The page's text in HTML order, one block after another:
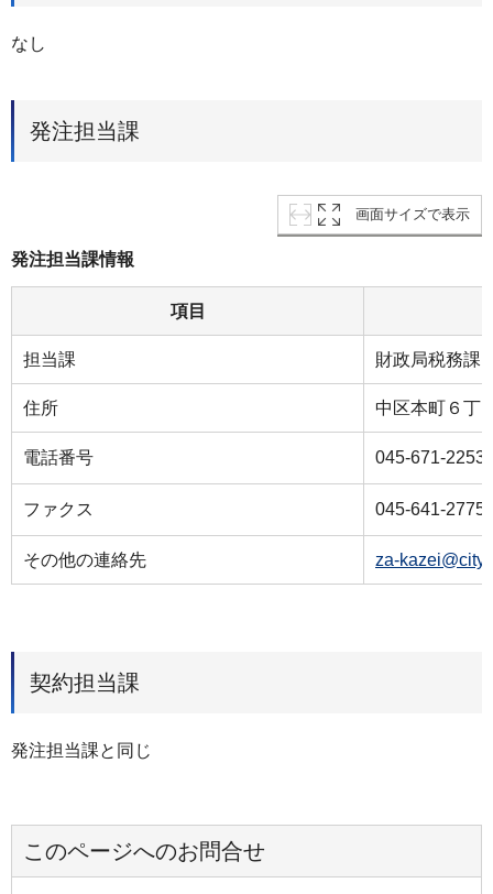
なし
発注担当課
画面サイズで表示
発注担当課情報
項目
担当課 財政局税務課
住所 中区本町６丁
電話番号 045-671-2253
ファクス 045-641-2775
その他の連絡先 za-
契約担当課
発注担当課と同じ
このページへのお問合せ